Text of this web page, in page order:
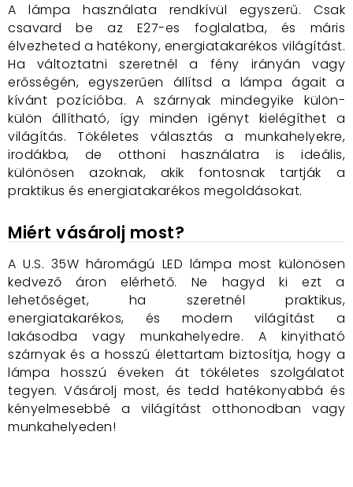
A lámpa használata rendkívül egyszerű. Csak
csavard be az E27-es foglalatba, és máris
élvezheted a hatékony, energiatakarékos világítást.
Ha változtatni szeretnél a fény irányán vagy
erősségén, egyszerűen állítsd a lámpa ágait a
kívánt pozícióba. A szárnyak mindegyike külön-
külön állítható, így minden igényt kielégíthet a
világítás. Tökéletes választás a munkahelyekre,
irodákba, de otthoni használatra is ideális,
különösen azoknak, akik fontosnak tartják a
praktikus és energiatakarékos megoldásokat.
Miért vásárolj most?
A U.S. 35W háromágú LED lámpa most különösen
kedvező áron elérhető. Ne hagyd ki ezt a
lehetőséget, ha szeretnél praktikus,
energiatakarékos, és modern világítást a
lakásodba vagy munkahelyedre. A kinyitható
szárnyak és a hosszú élettartam biztosítja, hogy a
lámpa hosszú éveken át tökéletes szolgálatot
tegyen. Vásárolj most, és tedd hatékonyabbá és
kényelmesebbé a világítást otthonodban vagy
munkahelyeden!